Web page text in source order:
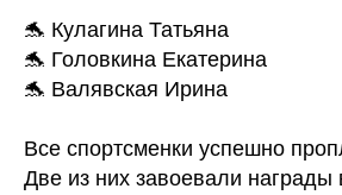
🐬 Кулагина Татьяна
🐬 Головкина Екатерина
🐬 Валявская Ирина
Все спортсменки успешно
Две из них завоевали награды